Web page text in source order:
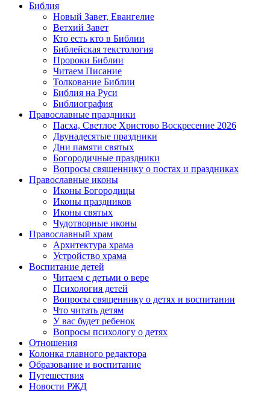
Библия
Новый Завет, Евангелие
Ветхий Завет
Кто есть кто в Библии
Библейская текстология
Пророки Библии
Читаем Писание
Толкование Библии
Библия на Руси
Библиография
Православные праздники
Пасха, Светлое Христово Воскресение 2026
Двунадесятые праздники
Дни памяти святых
Богородичные праздники
Вопросы священнику о постах и праздниках
Православные иконы
Иконы Богородицы
Иконы праздников
Иконы святых
Чудотворные иконы
Православный храм
Архитектура храма
Устройство храма
Воспитание детей
Читаем с детьми о вере
Психология детей
Вопросы священнику о детях и воспитании
Что читать детям
У вас будет ребенок
Вопросы психологу о детях
Отношения
Колонка главного редактора
Образование и воспитание
Путешествия
Новости РЖД